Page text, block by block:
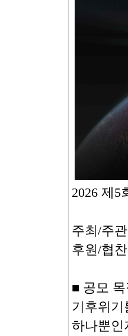
2026 제5
주최/주
후원/협
■ 공모 목
기후위기
하나뿐인